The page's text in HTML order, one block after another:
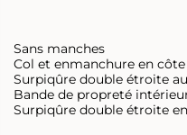
Sans manches
Col et enmanchure en côte
Surpiqûre double étroite
Bande de propreté
Surpiqûre double étroite